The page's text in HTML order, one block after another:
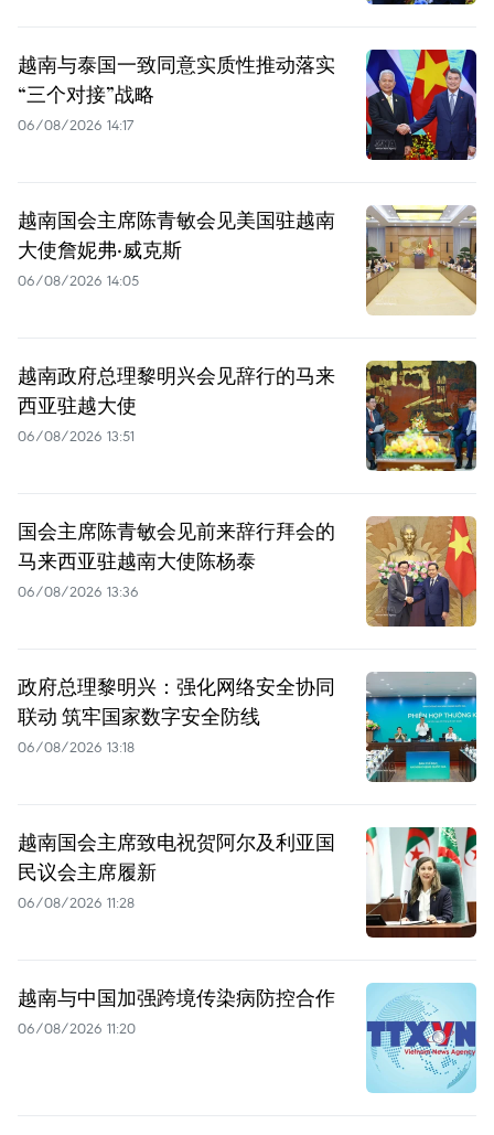
越南与泰国一致同意实质性推动落实
“三个对接”战略
06/08/2026 14:17
越南国会主席陈青敏会见美国驻越南
大使詹妮弗·威克斯
06/08/2026 14:05
越南政府总理黎明兴会见辞行的马来
西亚驻越大使
06/08/2026 13:51
国会主席陈青敏会见前来辞行拜会的
马来西亚驻越南大使陈杨泰
06/08/2026 13:36
政府总理黎明兴：强化网络安全协同
联动 筑牢国家数字安全防线
06/08/2026 13:18
越南国会主席致电祝贺阿尔及利亚国
民议会主席履新
06/08/2026 11:28
越南与中国加强跨境传染病防控合作
06/08/2026 11:20